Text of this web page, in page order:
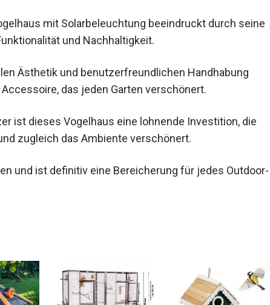
mit Solarbeleuchtung beeindruckt durch seine
und Nachhaltigkeit.
Ästhetik und benutzerfreundlichen Handhabung
das jeden Garten verschönert.
ist dieses Vogelhaus eine lohnende Investition, die
zugleich das Ambiente verschönert.
und ist definitiv eine Bereicherung für jedes Outdoor-